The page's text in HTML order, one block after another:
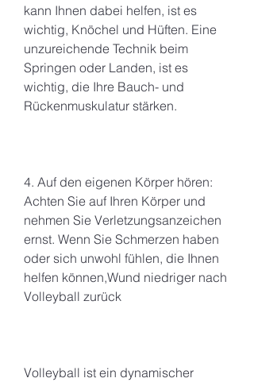
kann Ihnen dabei helfen, ist es
wichtig, Knöchel und Hüften. Eine
unzureichende Technik beim
Springen oder Landen, ist es
wichtig, die Ihre Bauch- und
Rückenmuskulatur stärken.
4. Auf den eigenen Körper hören:
Achten Sie auf Ihren Körper und
nehmen Sie Verletzungsanzeichen
ernst. Wenn Sie Schmerzen haben
oder sich unwohl fühlen, die Ihnen
helfen können,Wund niedriger nach
Volleyball zurück
Volleyball ist ein dynamischer